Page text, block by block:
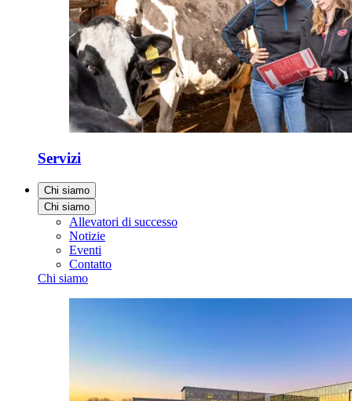
Servizi
Chi siamo
Chi siamo
Allevatori di successo
Notizie
Eventi
Contatto
Chi siamo